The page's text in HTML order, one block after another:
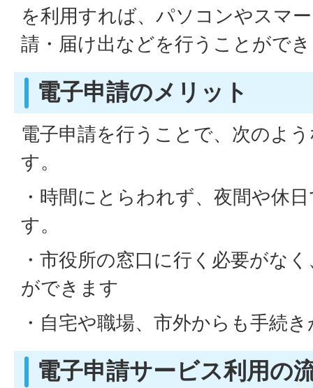
を利用すれば、パソコンやスマ
請・届け出などを行うことがで
電子申請のメリット
電子申請を行うことで、次のよ
す。
・時間にとらわれず、夜間や休
す。
・市役所の窓口に行く必要がな
ができます
・自宅や職場、市外からも手続
電子申請サービス利用の